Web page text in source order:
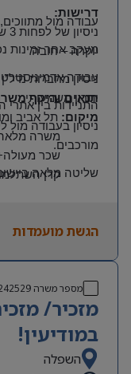
עבודה מול
מעקב אחר זמינות
עבודה
התניידות בין
דרישות:
יוקרה – חובה.
ניסיון מחברות
יתרון משמעותי.
ניסיון בעבודה מול
מורכבים.
שליטה מלאה
רישיון נהיגה
תנאים והיקף
מיקום: תל אביב
משרה מלאה: ימים
שכר
קרן
הגשת מועמדות
מספר משרה
מזכיר/
במודיעין!
השפלה